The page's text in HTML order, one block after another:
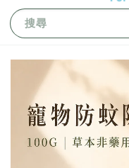
搜尋